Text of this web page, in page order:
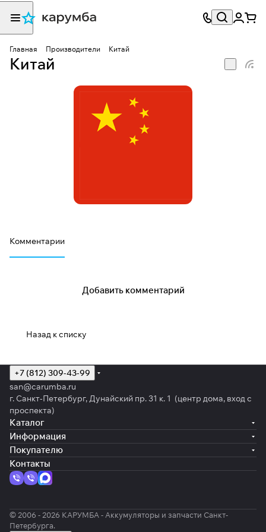
Главная Производители Китай
Китай
Комментарии
Добавить комментарий
Назад к списку
+7 (812) 309-43-99
san@carumba.ru
г. Санкт-Петербург, Дунайский пр. 31 к. 1 (центр дома, вход с
проспекта)
Каталог
Информация
Покупателю
Контакты
© 2006 - 2026 КАРУМБА - Аккумуляторы и запчасти Санкт-
Петербурга.